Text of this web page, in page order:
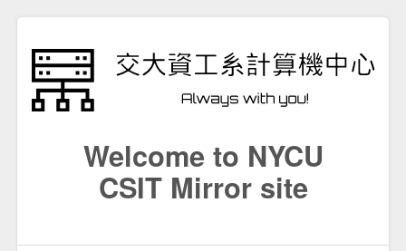
Welcome to NYCU
CSIT Mirror site